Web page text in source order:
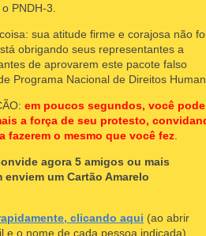
PNDH-3.
sua atitude firme e corajosa não
obrigando seus representantes a
de aprovarem este pacote falso
Programa Nacional de Direitos
em poucos segundos, você pode
a força de seu protesto,
fazerem o mesmo que você fez
agora 5 amigos ou mais
enviem um Cartão Amarelo
clicando aqui (ao abrir
e o nome de cada pessoa indicada).